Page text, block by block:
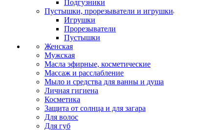
Подгузники
Пустышки, прорезыватели и игрушки
Игрушки
Прорезыватели
Пустышки
Женская
Мужская
Масла эфирные, косметические
Массаж и расслабление
Мыло и средства для ванны и душа
Личная гигиена
Косметика
Защита от солнца и для загара
Для волос
Для губ